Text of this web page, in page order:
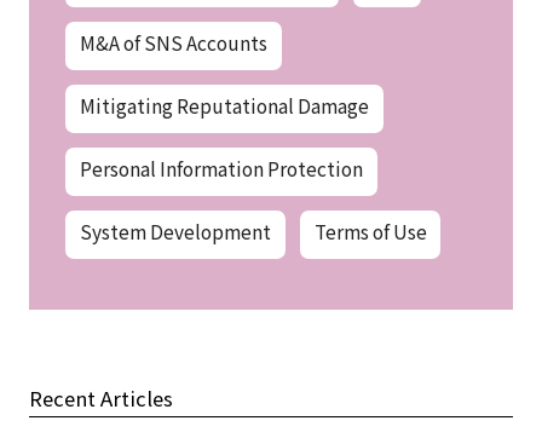
M&A of SNS Accounts
Mitigating Reputational Damage
Personal Information Protection
System Development Terms of Use
Recent Articles